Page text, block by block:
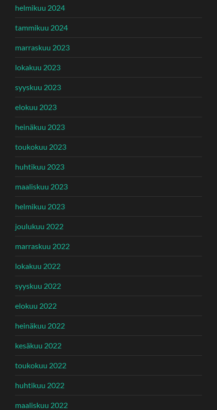
helmikuu 2024
tammikuu 2024
marraskuu 2023
lokakuu 2023
syyskuu 2023
elokuu 2023
heinäkuu 2023
toukokuu 2023
huhtikuu 2023
maaliskuu 2023
helmikuu 2023
joulukuu 2022
marraskuu 2022
lokakuu 2022
syyskuu 2022
elokuu 2022
heinäkuu 2022
kesäkuu 2022
toukokuu 2022
huhtikuu 2022
maaliskuu 2022